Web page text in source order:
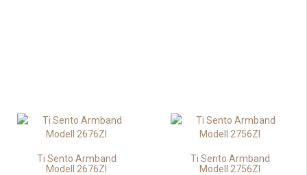
Ti Sento Armband
Modell 2676ZI
Ti Sento Armband
Modell 2756ZI